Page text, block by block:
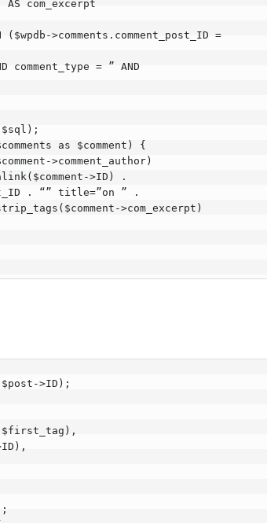
AS com_excerpt
($wpdb->comments.comment_post_ID =
comment_type = ” AND
as $comment) {
>comment_author)
>ID) .
. “” title=”on ” .
>com_excerpt)
>ID);